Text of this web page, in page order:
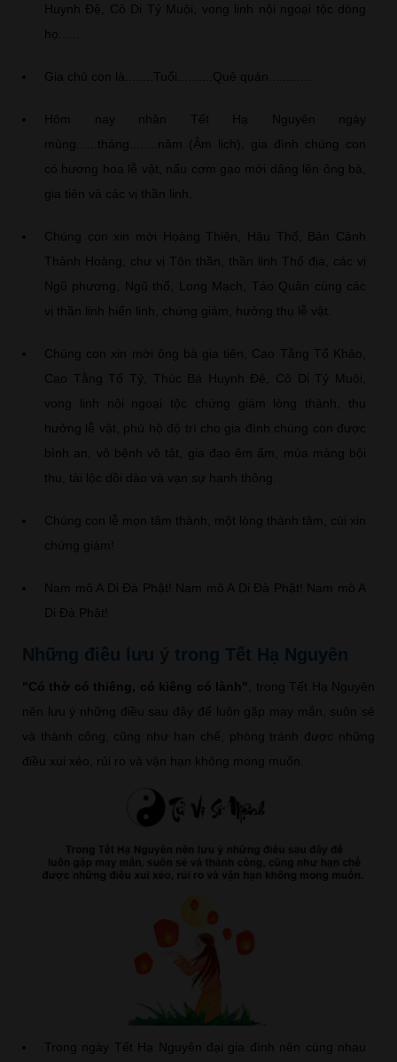
Huynh Đệ, Cô Di Tỷ Muội, vong linh nội ngoại tộc dòng
họ......
Gia chủ con là........Tuổi..........Quê quán............
Hôm nay nhân Tết Hạ Nguyên ngày
mùng......tháng........năm (Âm lịch), gia đình chúng con
có hương hoa lễ vật, nấu cơm gạo mới dâng lên ông bà,
gia tiên và các vị thần linh.
Chúng con xin mời Hoàng Thiên, Hậu Thổ, Bản Cảnh
Thành Hoàng, chư vị Tôn thần, thần linh Thổ địa, các vị
Ngũ phương, Ngũ thổ, Long Mạch, Táo Quân cùng các
vị thần linh hiển linh, chứng giám, hưởng thụ lễ vật.
Chúng con xin mời ông bà gia tiên, Cao Tằng Tổ Khảo,
Cao Tằng Tổ Tỷ, Thúc Bá Huynh Đệ, Cô Di Tỷ Muội,
vong linh nội ngoại tộc chứng giám lòng thành, thụ
hưởng lễ vật, phù hộ độ trì cho gia đình chúng con được
bình an, vô bệnh vô tật, gia đạo êm ấm, mùa màng bội
thu, tài lộc dồi dào và vạn sự hanh thông.
Chúng con lễ mọn tâm thành, một lòng thành tâm, cúi xin
chứng giám!
Nam mô A Di Đà Phật! Nam mô A Di Đà Phật! Nam mô A
Di Đà Phật!
Những điều lưu ý trong Tết Hạ Nguyên
"Có thờ có thiêng, có kiêng có lành"
, trong Tết Hạ Nguyên
nên lưu ý những điều sau đây để luôn gặp may mắn, suôn sẻ
và thành công, cũng như hạn chế, phòng tránh được những
điều xui xẻo, rủi ro và vận hạn không mong muốn.
Trong ngày Tết Hạ Nguyên đại gia đình nên cùng nhau